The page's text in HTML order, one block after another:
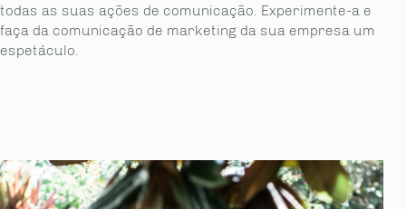
todas as suas ações de comunicação. Experimente-a e
faça da comunicação de marketing da sua empresa um
espetáculo.